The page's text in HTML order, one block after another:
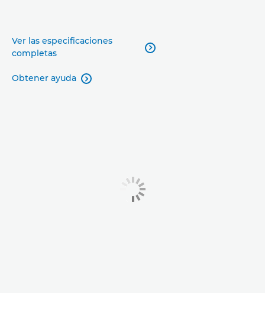
Ver las especificaciones
completas

Obtener ayuda 